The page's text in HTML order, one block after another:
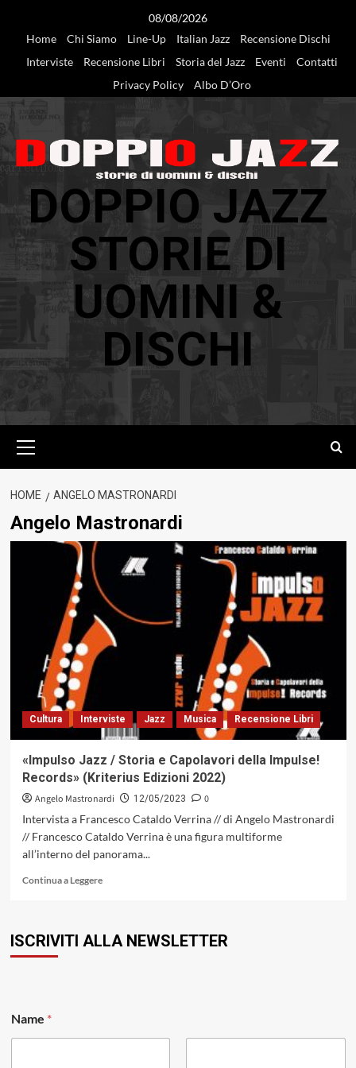
08/08/2026
Home
Chi Siamo Line-Up Italian Jazz
Recensione Dischi
Interviste
Recensione Libri Storia del Jazz Eventi
Contatti
Privacy Policy
Albo D’Oro
DOPPIO JAZZ
STORIE DI
UOMINI &
DISCHI
principale
HOME ANGELO MASTRONARDI
Angelo Mastronardi
Cultura Interviste Jazz Musica Recensione Libri
«Impulso Jazz / Storia e Capolavori della Impulse!
Records» (Kriterius Edizioni 2022)
Angelo Mastronardi 12/05/2023
0
Intervista a Francesco Cataldo Verrina // di Angelo Mastronardi
// Francesco Cataldo Verrina è una figura multiforme
all’interno del panorama...
Continua a LeggereLeggi
«Impulso
ISCRIVITI ALLA NEWSLETTER
Name *